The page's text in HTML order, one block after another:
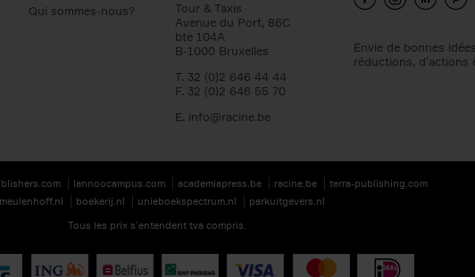
Qui sommes-nous?
Tour & Taxis
Avenue du Port, 86C
bte 104A
B-1000 Bruxelles
T. 32 (0)2 646 44 44
F. 32 (0)2 646 55 70
E. info@racine.be
Envie de bonnes
réductions, d’actions
lannoocampus.com academiapress.be racine.be
terra-publishing.com
meulenhoff.nl
boekerij.nl unieboekspectrum.nl
parkuitgevers.nl
Tous les prix s’entendent tva compris.